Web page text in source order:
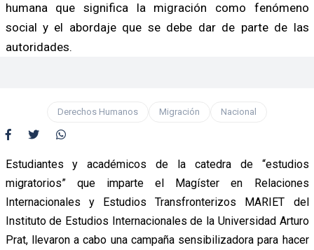
humana que significa la migración como fenómeno
social y el abordaje que se debe dar de parte de las
autoridades.
Derechos Humanos Migración Nacional
Estudiantes y académicos de la catedra de “estudios
migratorios” que imparte el Magíster en Relaciones
Internacionales y Estudios Transfronterizos MARIET del
Instituto de Estudios Internacionales de la Universidad Arturo
Prat, llevaron a cabo una campaña sensibilizadora para hacer